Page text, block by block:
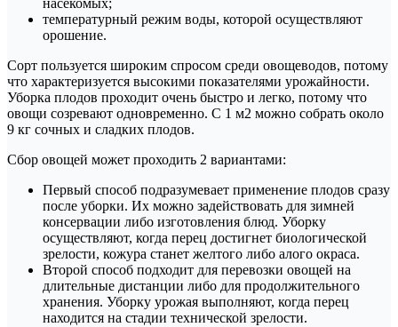
насекомых;
температурный режим воды, которой осуществляют
орошение.
Сорт пользуется широким спросом среди овощеводов, потому
что характеризуется высокими показателями урожайности.
Уборка плодов проходит очень быстро и легко, потому что
овощи созревают одновременно. С 1 м2 можно собрать около
9 кг сочных и сладких плодов.
Сбор овощей может проходить 2 вариантами:
Первый способ подразумевает применение плодов сразу
после уборки. Их можно задействовать для зимней
консервации либо изготовления блюд. Уборку
осуществляют, когда перец достигнет биологической
зрелости, кожура станет желтого либо алого окраса.
Второй способ подходит для перевозки овощей на
длительные дистанции либо для продолжительного
хранения. Уборку урожая выполняют, когда перец
находится на стадии технической зрелости.